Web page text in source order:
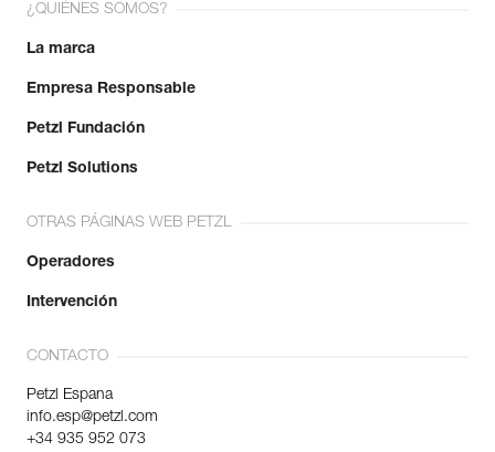
¿QUIÉNES SOMOS?
La marca
Empresa Responsable
Petzl Fundación
Petzl Solutions
OTRAS PÁGINAS WEB PETZL
Operadores
Intervención
CONTACTO
Petzl Espana
info.esp@petzl.com
+34 935 952 073